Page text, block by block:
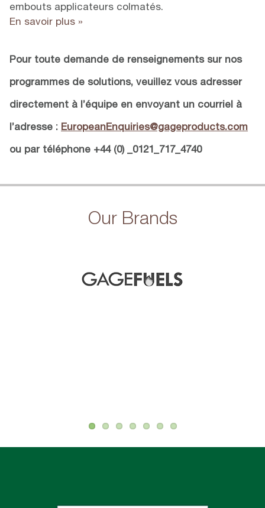
embouts applicateurs colmatés.
En savoir plus »
Pour toute demande de renseignements sur nos
programmes de solutions, veuillez vous adresser
directement à l’équipe en envoyant un courriel à
l’adresse : EuropeanEnquiries@gageproducts.com
ou par téléphone +44 (0) _0121_717_4740
Our Brands